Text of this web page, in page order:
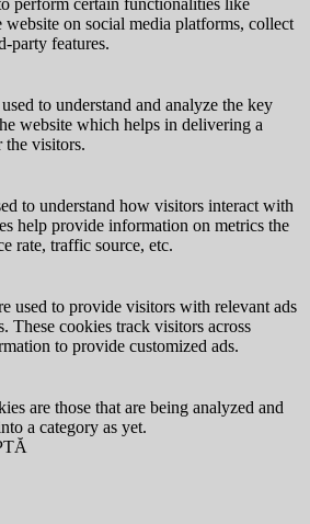
website on social media platforms, collect
party features.
to understand and analyze the key
website which helps in delivering a
the visitors.
to understand how visitors interact with
help provide information on metrics the
rate, traffic source, etc.
used to provide visitors with relevant ads
These cookies track visitors across
to provide customized ads.
are those that are being analyzed and
a category as yet.